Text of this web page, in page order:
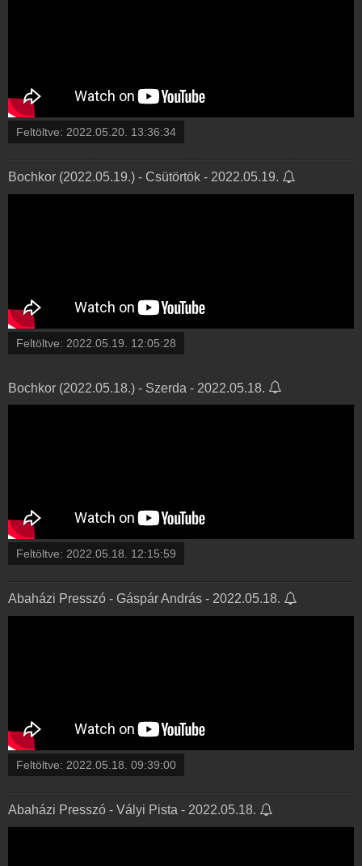
Feltöltve: 2022.05.20. 13:36:34
Bochkor (2022.05.19.) - Csütörtök - 2022.05.19.
Feltöltve: 2022.05.19. 12:05:28
Bochkor (2022.05.18.) - Szerda - 2022.05.18.
Feltöltve: 2022.05.18. 12:15:59
Abaházi Presszó - Gáspár András - 2022.05.18.
Feltöltve: 2022.05.18. 09:39:00
Abaházi Presszó - Vályi Pista - 2022.05.18.